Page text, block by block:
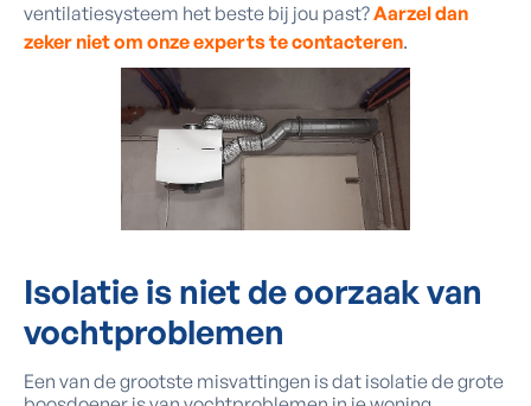
ventilatiesysteem het beste bij jou past?Aarzel dan
zeker niet om onze experts te contacteren.
Isolatie is niet de oorzaak van
vochtproblemen
Een van de grootste misvattingen is dat isolatie de grote